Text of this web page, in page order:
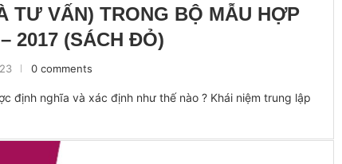
TƯ VẤN) TRONG BỘ MẪU HỢP
2017 (SÁCH ĐỎ)
0 comments
định nghĩa và xác định như thế nào ? Khái niệm trung lập